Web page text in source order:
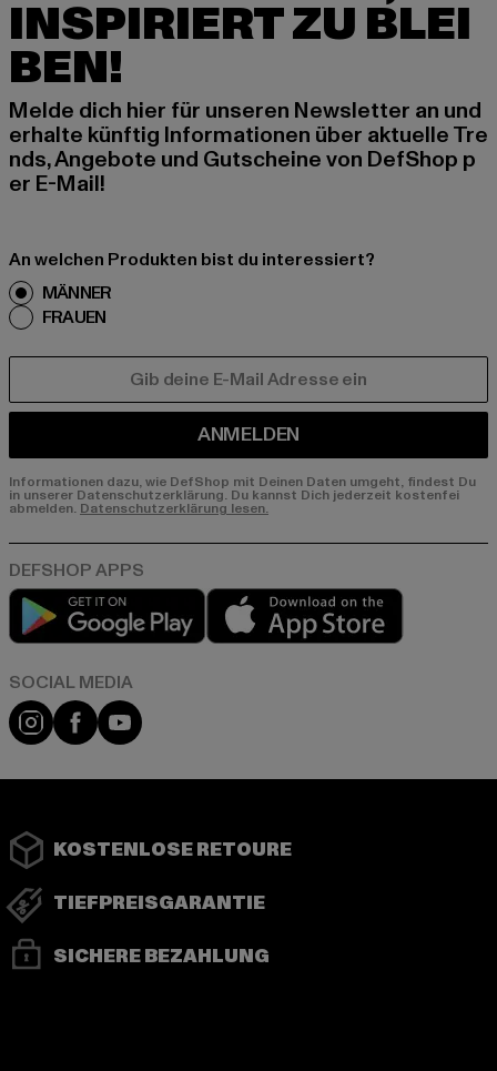
INSPIRIERT ZU BLEI
BEN!
Melde dich hier für unseren Newsletter an und
erhalte künftig Informationen über aktuelle Tre
nds, Angebote und Gutscheine von DefShop p
er E-Mail!
An welchen Produkten bist du interessiert?
MÄNNER
FRAUEN
ANMELDEN
Informationen dazu, wie DefShop mit Deinen Daten umgeht, findest Du
in unserer Datenschutzerklärung. Du kannst Dich jederzeit kostenfei
abmelden. Datenschutzerklärung lesen.
Play market
Instagram
FacebookYouTube
KOSTENLOSE RETOURE
TIEFPREISGARANTIE
SICHERE BEZAHLUNG